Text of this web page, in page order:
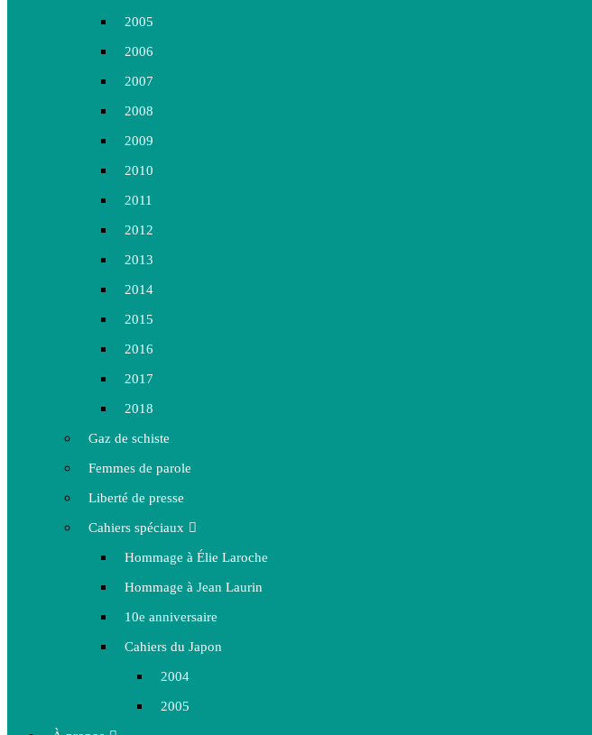
2005
2006
2007
2008
2009
2010
2011
2012
2013
2014
2015
2016
2017
2018
Gaz de schiste
Femmes de parole
Liberté de presse
Cahiers spéciaux
Hommage à Élie Laroche
Hommage à Jean Laurin
10e anniversaire
Cahiers du Japon
2004
2005